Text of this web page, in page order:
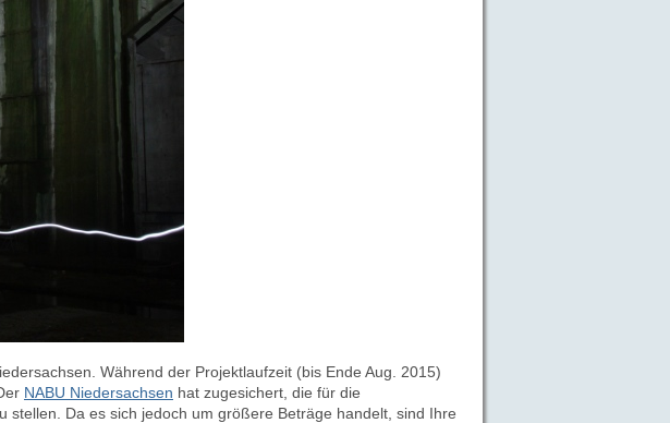
Während der Projektlaufzeit (bis Ende Aug. 2015)
NABU Niedersachsen hat zugesichert, die für die
Da es sich jedoch um größere Beträge handelt, sind Ihre